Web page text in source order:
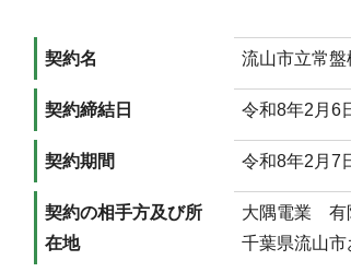
契約名 流山市立常
契約締結日 令和8年2月6
契約期間 令和8年2月7
契約の相手方及び所
在地
大隅電業 有
千葉県流山